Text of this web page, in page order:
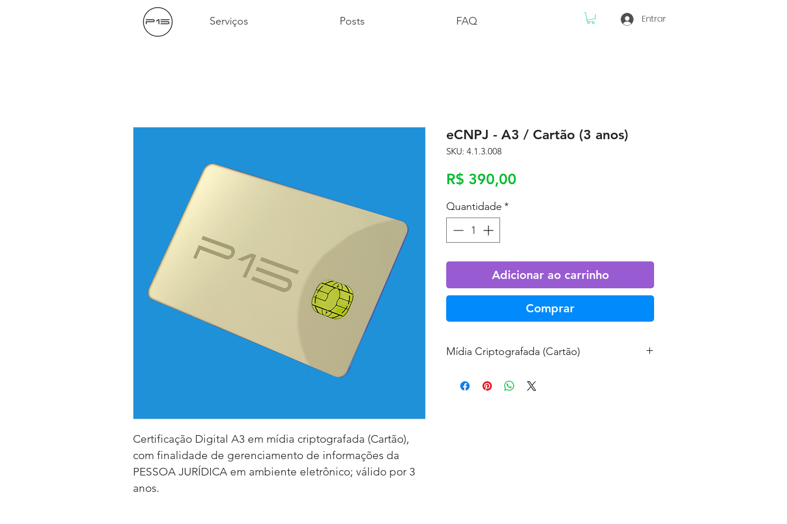
Serviços Posts FAQ Entrar
Certificação Digital A3 em mídia criptografada (Cartão),
com finalidade de gerenciamento de informações da
PESSOA JURÍDICA em ambiente eletrônico; válido por 3
anos.
eCNPJ - A3 / Cartão (3 anos)
SKU: 4.1.3.008
R$ 390,00
Quantidade *
Adicionar ao carrinho
Comprar
Mídia Criptografada (Cartão)